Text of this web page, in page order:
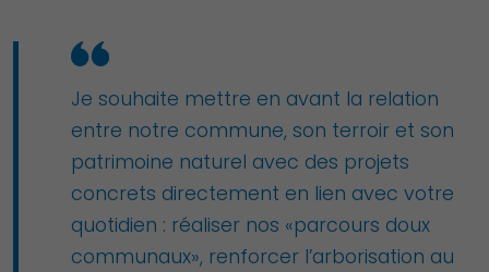
Je souhaite mettre en avant la relation
entre notre commune, son terroir et son
patrimoine naturel avec des projets
concrets directement en lien avec votre
quotidien : réaliser nos «parcours doux
communaux», renforcer l’arborisation au